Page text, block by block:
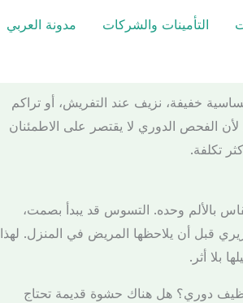
التأمينات والشركات مدونة العربي
خفيفة، نزيف عند التفريش، أو تراكم
الفحص الدوري لا يقتصر على الاطمئنان
تكلفة.
بالألم وحده. التسوس قد يبدأ بصمت،
قبل أن يلاحظها المريض في المنزل. لهذا
بلا أثر.
دوري؟ هل هناك حشوة قديمة تحتاج